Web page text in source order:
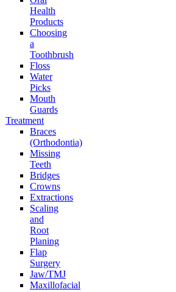
Health
Products
Choosing
a
Toothbrush
Floss
Water
Picks
Mouth
Guards
Treatment
Braces
(Orthodontia)
Missing
Teeth
Bridges
Crowns
Extractions
Scaling
and
Root
Planing
Flap
Surgery
Jaw/TMJ
Maxillofacial